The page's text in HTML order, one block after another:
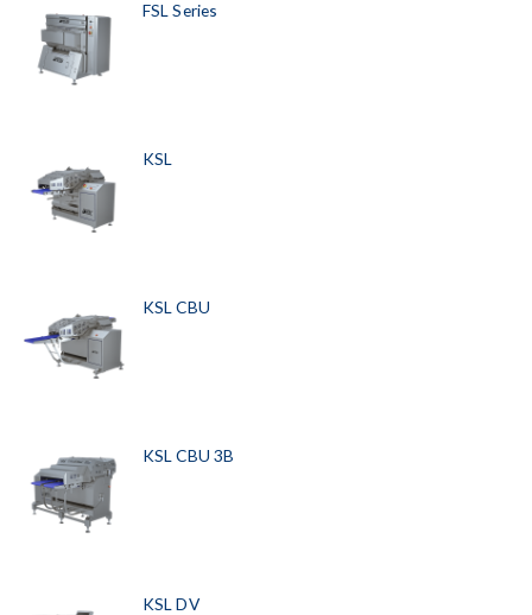
FSL Series
KSL
KSL CBU
KSL CBU 3B
KSL DV